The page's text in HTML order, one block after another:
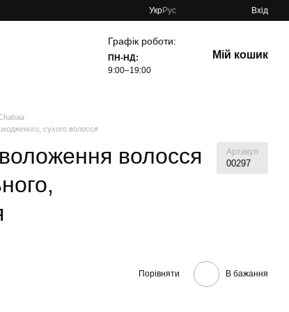
УкрРус Вхід
Графік роботи:
ПН-НД:
9:00–19:00
Мій кошик
сухого волосся
волосся
Артикул
00297
Порівняти В бажання